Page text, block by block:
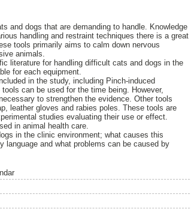
and dogs that are demanding to handle. Knowledge
handling and restraint techniques there is a great
tools primarily aims to calm down nervous
animals.
literature for handling difficult cats and dogs in the
for each equipment.
in the study, including Pinch-induced
can be used for the time being. However,
to strengthen the evidence. Other tools
leather gloves and rabies poles. These tools are
studies evaluating their use or effect.
in animal health care.
in the clinic environment; what causes this
language and what problems can be caused by